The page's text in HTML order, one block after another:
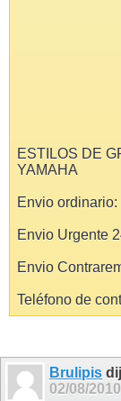
ESTILOS DE
YAMAHA
Envio ordinario:
Envio Urgente
Envio
Teléfono de
Brulipis
02/08/2010